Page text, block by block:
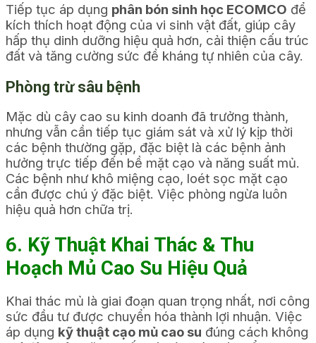
Tiếp tục áp dụng phân bón sinh học ECOMCO để
kích thích hoạt động của vi sinh vật đất, giúp cây
hấp thụ dinh dưỡng hiệu quả hơn, cải thiện cấu trúc
đất và tăng cường sức đề kháng tự nhiên của cây.
Phòng trừ sâu bệnh
Mặc dù cây cao su kinh doanh đã trưởng thành,
nhưng vẫn cần tiếp tục giám sát và xử lý kịp thời
các bệnh thường gặp, đặc biệt là các bệnh ảnh
hưởng trực tiếp đến bề mặt cạo và năng suất mủ.
Các bệnh như khô miệng cạo, loét sọc mặt cạo
cần được chú ý đặc biệt. Việc phòng ngừa luôn
hiệu quả hơn chữa trị.
6. Kỹ Thuật Khai Thác & Thu
Hoạch Mủ Cao Su Hiệu Quả
Khai thác mủ là giai đoạn quan trọng nhất, nơi công
sức đầu tư được chuyển hóa thành lợi nhuận. Việc
áp dụng kỹ thuật cạo mủ cao su đúng cách không